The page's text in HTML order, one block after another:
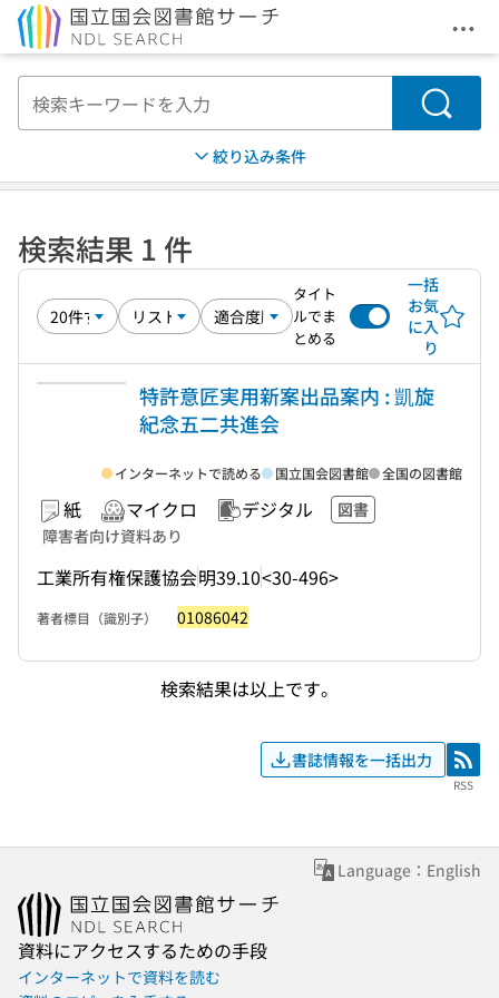
メ
検索
絞り込み条件
検索結果 1 件
タイト
ルでま
とめる
一括
お気
に入
り
特許意匠実用新案出品案内 : 凱旋
紀念五二共進会
紙 マイクロ デジタル
図書
障害者向け資料あり
工業所有権保護協会明39.10<30-496>
インターネットで読める 国立国会図書館 全国の図書館
著者標目（識別子） 01086042
検索結果は以上です。
書誌情報を一括出力 RSS
RSS
Language：English
資料にアクセスするための手段
インターネットで資料を読む